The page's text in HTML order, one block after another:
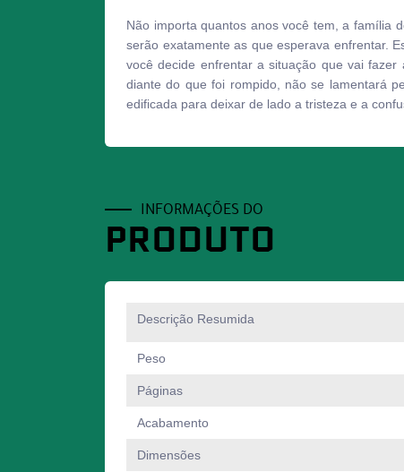
Não importa quantos anos você tem, a família
serão exatamente as que esperava enfrentar.
você decide enfrentar a situação que vai
diante do que foi rompido, não se lamentará
edificada para deixar de lado a tristeza e a
INFORMAÇÕES DO
PRODUTO
Descrição Resumida
Peso
Páginas
Acabamento
Dimensões